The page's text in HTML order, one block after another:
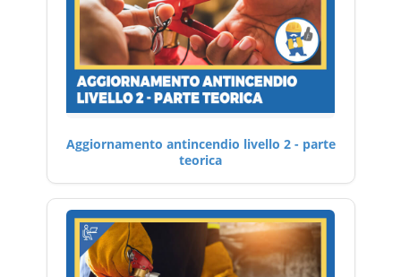
Aggiornamento antincendio livello 2 - parte
teorica